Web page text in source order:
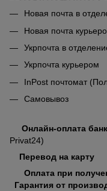
Новая почта в
Новая почта
Укрпочта в
Укрпочта курьером
InPost почтомат
Самовывоз
Онлайн-оплата
Privat24)
Перевод на карту
Оплата при
Гарантия от